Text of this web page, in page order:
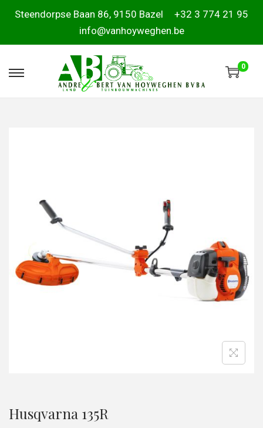
Steendorpse Baan 86, 9150 Bazel
+32 3 774 21 95
info@vanhoyweghen.be
0
Husqvarna 135R